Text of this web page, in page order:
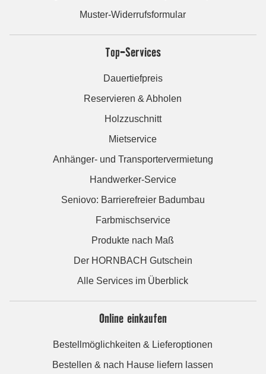
Muster-Widerrufsformular
Top-Services
Dauertiefpreis
Reservieren & Abholen
Holzzuschnitt
Mietservice
Anhänger- und Transportervermietung
Handwerker-Service
Seniovo: Barrierefreier Badumbau
Farbmischservice
Produkte nach Maß
Der HORNBACH Gutschein
Alle Services im Überblick
Online einkaufen
Bestellmöglichkeiten & Lieferoptionen
Bestellen & nach Hause liefern lassen